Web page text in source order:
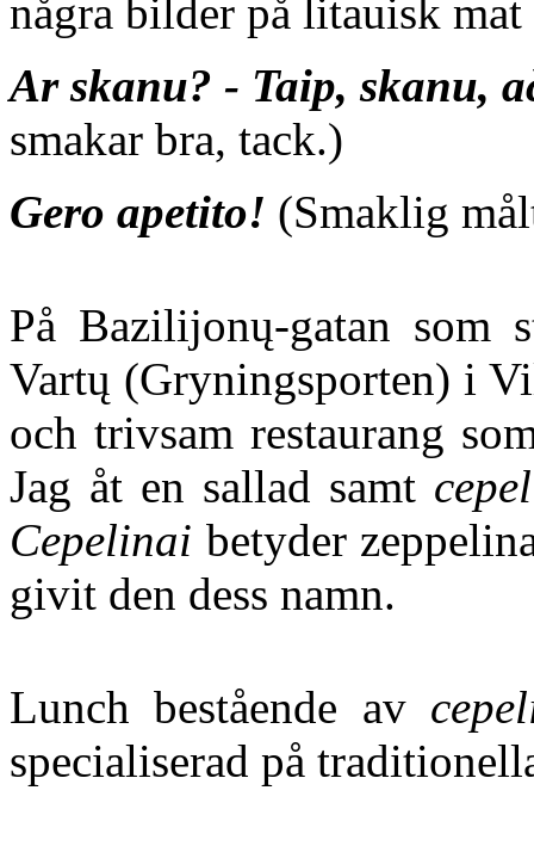
några bilder på litauisk
Ar skanu? - Taip, skanu,
smakar bra, tack.)
Gero apetito! (Smaklig
På Bazilijonų-gatan som
Vartų (Gryningsporten) i
och trivsam restaurang
Jag åt en sallad samt
Cepelinai betyder
givit den dess namn.
Lunch bestående av
specialiserad på